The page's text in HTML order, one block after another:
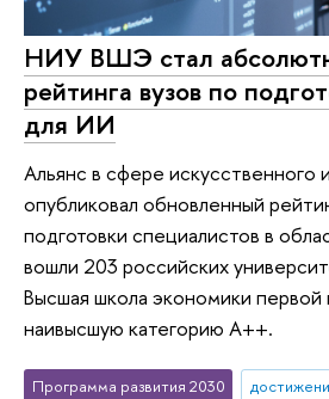
НИУ ВШЭ стал
рейтинга вузов по
для ИИ
Альянс в сфере искусственного
опубликовал обновленный
подготовки специалистов в
вошли 203 российских
Высшая школа экономики первой
наивысшую категорию А++.
Программа развития 2030